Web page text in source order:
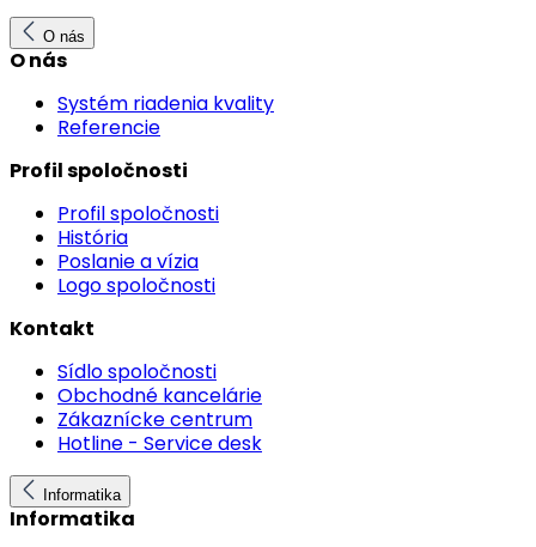
O nás
O nás
Systém riadenia kvality
Referencie
Profil spoločnosti
Profil spoločnosti
História
Poslanie a vízia
Logo spoločnosti
Kontakt
Sídlo spoločnosti
Obchodné kancelárie
Zákaznícke centrum
Hotline - Service desk
Informatika
Informatika